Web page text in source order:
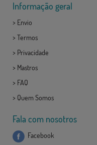
Informação geral
> Envio
> Termos
> Privacidade
> Mastros
> FAQ
> Quem Somos
Fala com nosotros
Facebook